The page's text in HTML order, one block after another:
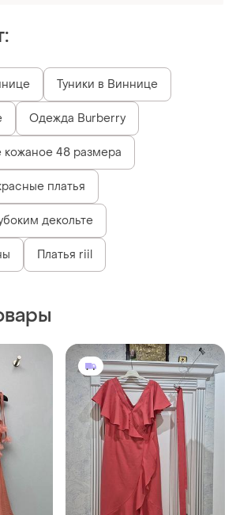
Туники в Виннице
Одежда Burberry
48 размера
платья
декольте
Платья riil